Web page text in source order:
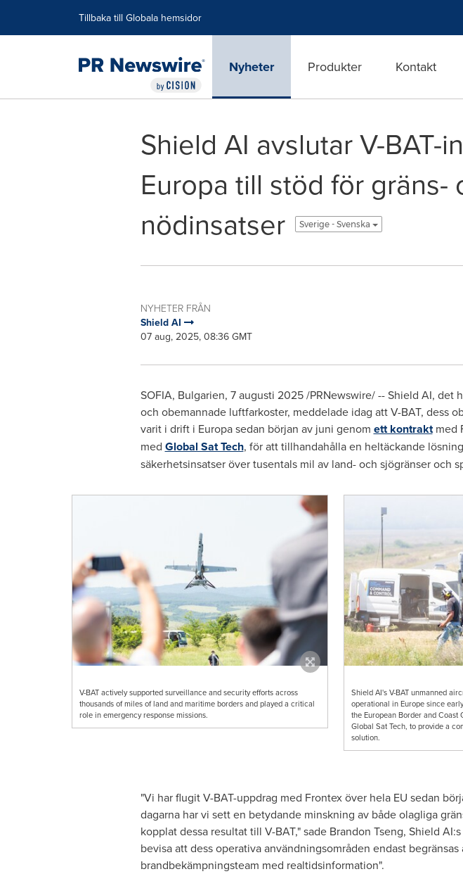
Tillbaka till Globala hemsidor
Nyheter Produkter Kontakt
Shield AI avslutar V-BAT-
Europa till stöd för gräns-
nödinsatser
Sverige - Svenska
NYHETER FRÅN
Shield AI
07 aug, 2025, 08:36 GMT
SOFIA, Bulgarien, 7 augusti 2025/PRNewswire/ -- Shield AI, det
och obemannade luftfarkoster, meddelade idag att V-BAT, dess
varit i drift i Europa sedan början av juni genom ett kontraktmed
med Global Sat Tech, för att tillhandahålla en heltäckande
säkerhetsinsatser över tusentals mil av land- och sjögränser och
V-BAT actively supported surveillance and security efforts across
thousands of miles of land and maritime borders and played a critical
role in emergency response missions.
Shield AI's V-BAT unmanned
operational in Europe since
the European Border and Coast
Global Sat Tech, to provide a
solution.
"Vi har flugit V-BAT-uppdrag med Frontex över hela EU sedan
dagarna har vi sett en betydande minskning av både olagliga
kopplat dessa resultat till V-BAT," sade Brandon Tseng, Shield
bevisa att dess operativa användningsområden endast
brandbekämpningsteam med realtidsinformation".